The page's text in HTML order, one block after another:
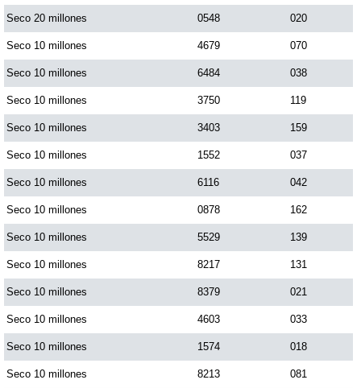
Saman de la suerte
Sinuano Día
Sinuano Noche
Super Chontico Noche
Seco 20 millones 0548 020
Seco 10 millones 4679 070
Seco 10 millones 6484 038
Seco 10 millones 3750 119
Seco 10 millones 3403 159
Seco 10 millones 1552 037
Seco 10 millones 6116 042
Seco 10 millones 0878 162
Seco 10 millones 5529 139
Seco 10 millones 8217 131
Seco 10 millones 8379 021
Seco 10 millones 4603 033
Seco 10 millones 1574 018
Seco 10 millones 8213 081